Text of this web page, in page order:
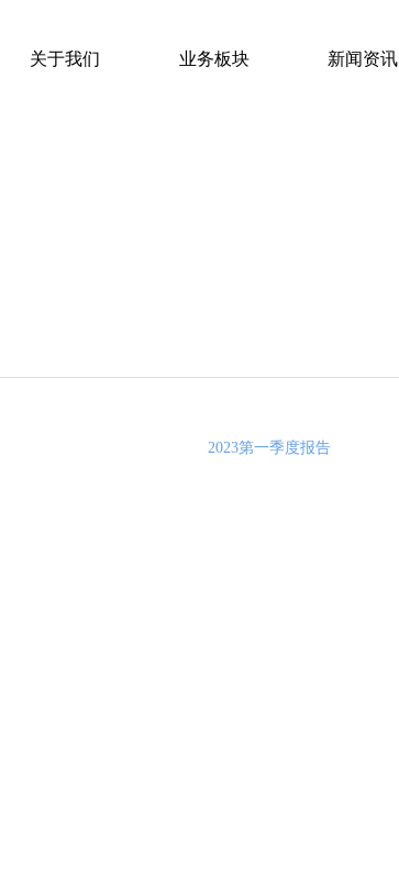
关于我们 业务板块 新闻资讯
2023第一季度报告